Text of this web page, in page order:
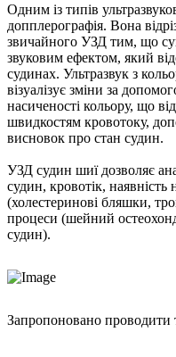
Одним із типів
допплерографія. Вона
звичайного УЗД тим, що
звуковим ефектом, який
судинах. Ультразвук з
візуалізує зміни за
насиченості кольору, що
швидкостям кровотоку,
висновок про стан судин.
УЗД судин шиї дозволяє
судин, кровотік, наявність
(холестеринові бляшки,
процеси (шейний
судин).
Запропоновано проводити